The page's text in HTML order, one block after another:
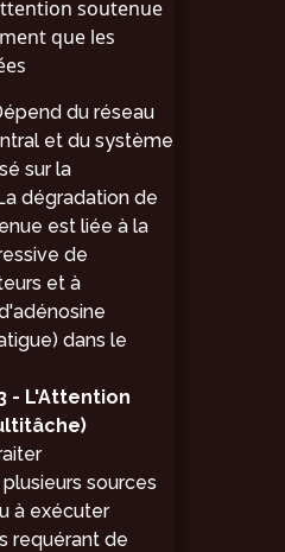
soutenue
que les
du réseau
et du système
sur la
dégradation de
est liée à la
de
et à
dans le
- L'Attention
sources
à exécuter
requérant de